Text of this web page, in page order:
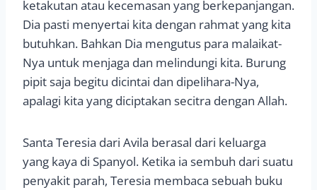
ketakutan atau kecemasan yang berkepanjangan.
Dia pasti menyertai kita dengan rahmat yang kita
butuhkan. Bahkan Dia mengutus para malaikat-
Nya untuk menjaga dan melindungi kita. Burung
pipit saja begitu dicintai dan dipelihara-Nya,
apalagi kita yang diciptakan secitra dengan Allah.
Santa Teresia dari Avila berasal dari keluarga
yang kaya di Spanyol. Ketika ia sembuh dari suatu
penyakit parah, Teresia membaca sebuah buku